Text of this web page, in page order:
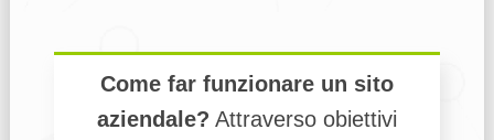
Come far funzionare un sito
aziendale? Attraverso obiettivi